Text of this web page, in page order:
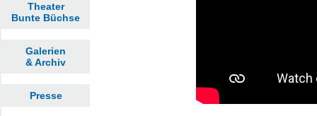
Theater
Bunte Büchse
Galerien
& Archiv
Presse